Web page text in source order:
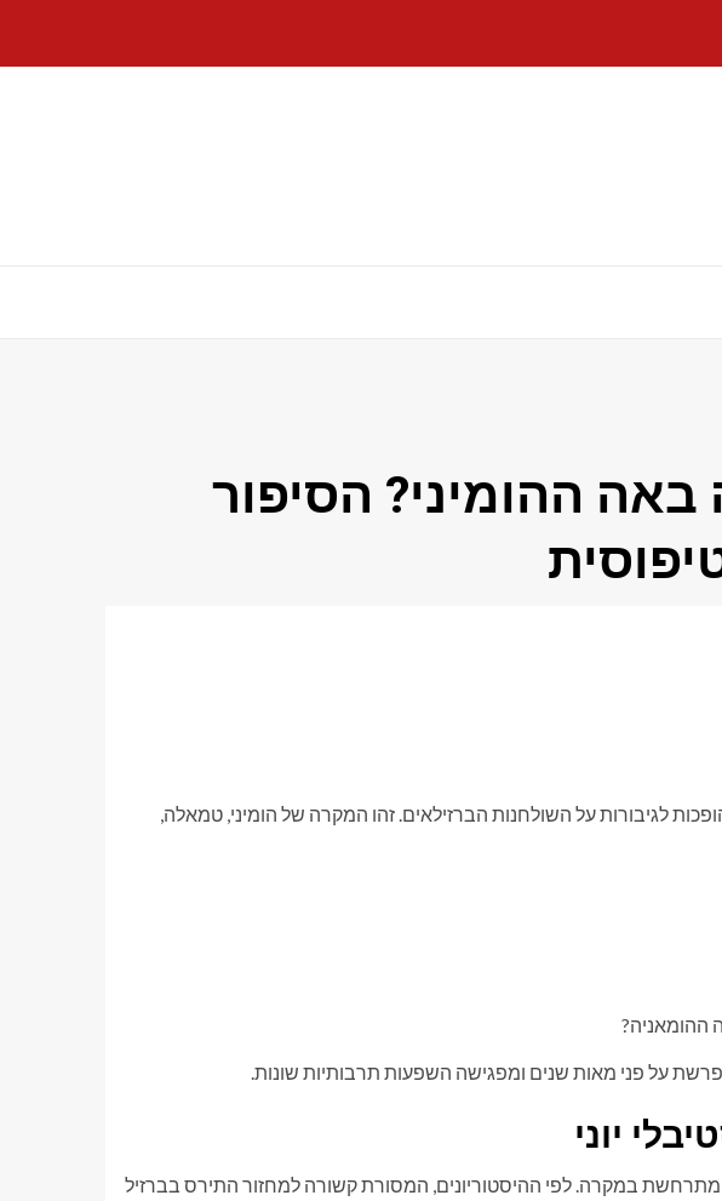
ההומיני? הסיפור
לגיבורות על השולחנות הברזילאים. זהו המקרה של הומיני, טמאלה,
על פני מאות שנים ומפגישה השפעות תרבותיות שונות.
יוני
מתרחשת במקרה. לפי ההיסטוריונים, המסורת קשורה למחזור התירס בברזיל